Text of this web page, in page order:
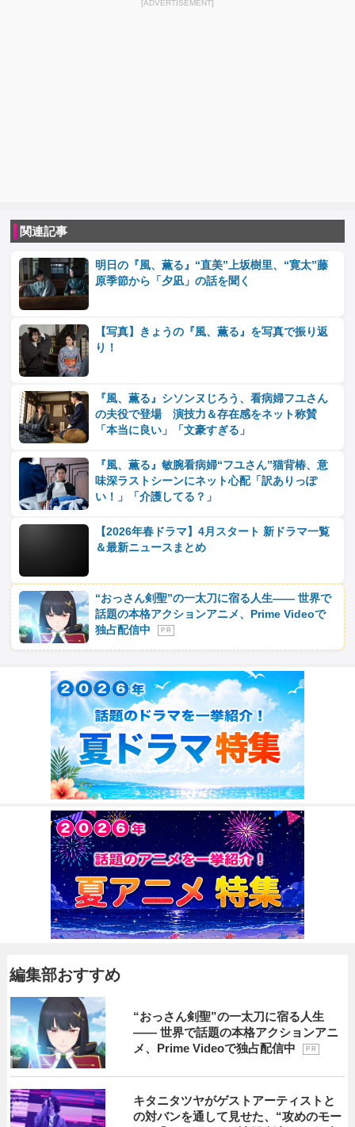
[ADVERTISEMENT]
関連記事
明日の『風、薫る』“直美”上坂樹里、“寛太”藤
原季節から「夕凪」の話を聞く
【写真】きょうの『風、薫る』を写真で振り返
り！
『風、薫る』シソンヌじろう、看病婦フユさん
の夫役で登場 演技力＆存在感をネット称賛
「本当に良い」「文豪すぎる」
『風、薫る』敏腕看病婦“フユさん”猫背椿、意
味深ラストシーンにネット心配「訳ありっぽ
い！」「介護してる？」
【2026年春ドラマ】4月スタート 新ドラマ一覧
＆最新ニュースまとめ
“おっさん剣聖”の一太刀に宿る人生―― 世界で
話題の本格アクションアニメ、Prime Videoで
独占配信中
P R
編集部おすすめ
“おっさん剣聖”の一太刀に宿る人生
―― 世界で話題の本格アクションアニ
メ、Prime Videoで独占配信中
P R
キタニタツヤがゲストアーティストと
の対バンを通して見せた、“攻めのモー